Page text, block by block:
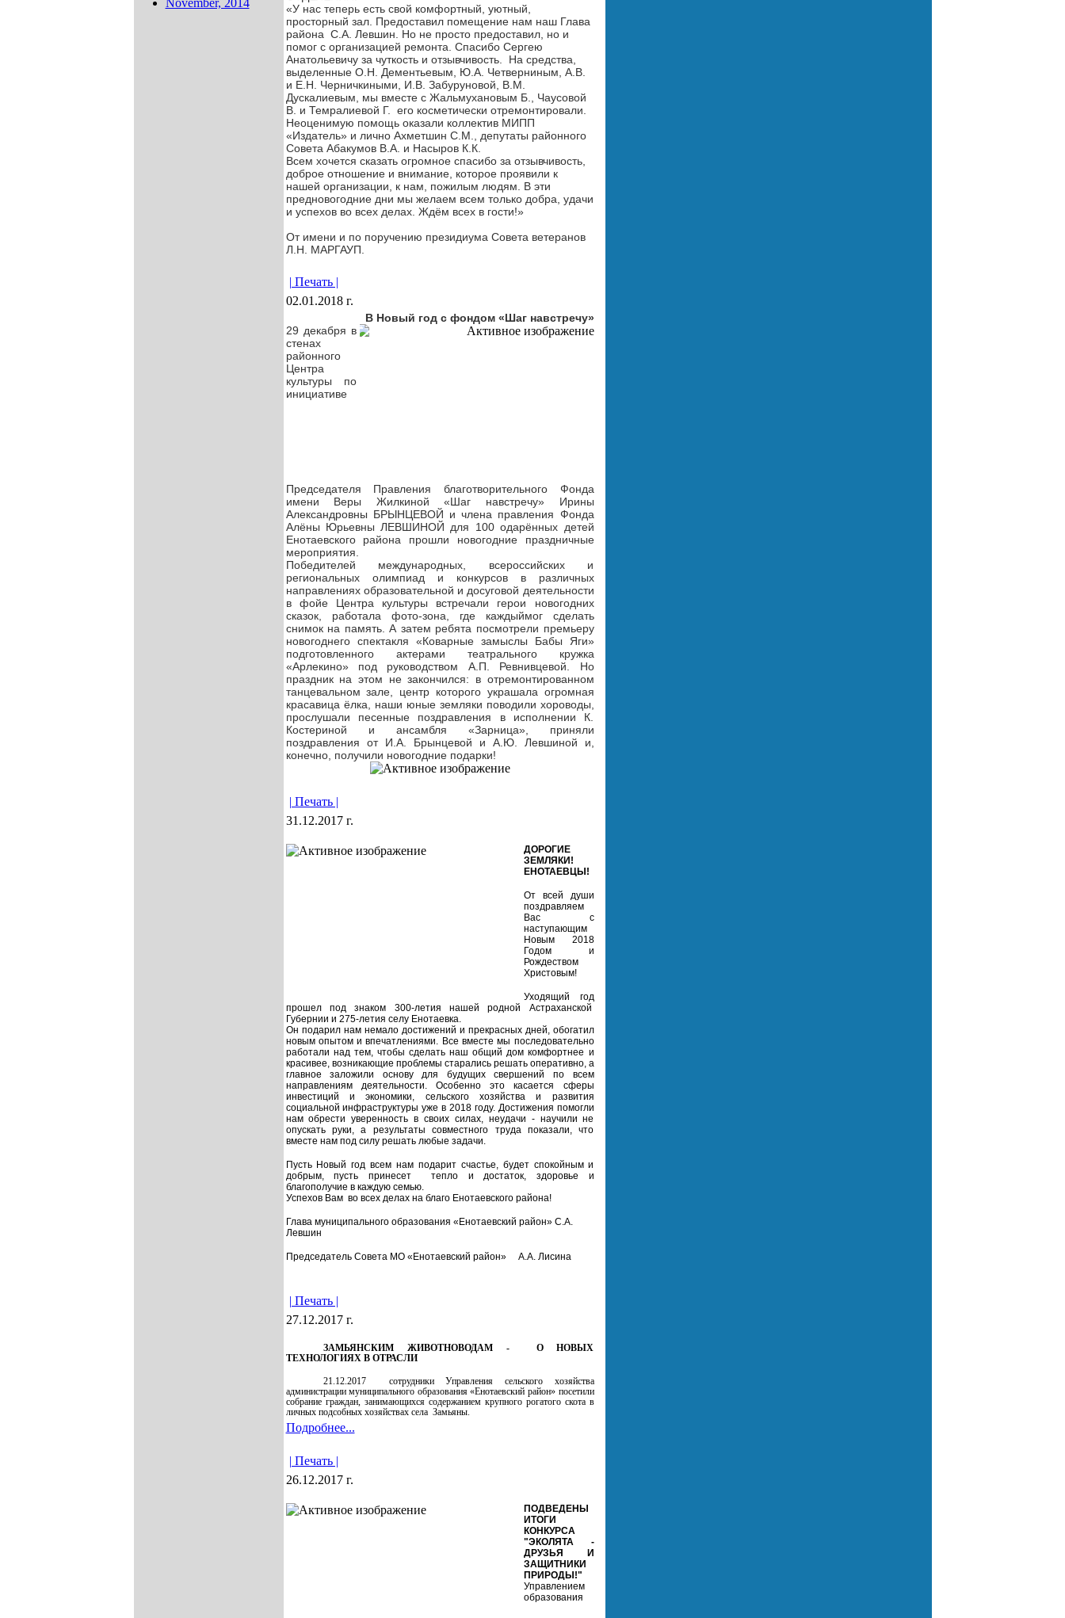
November, 2014
«У нас теперь есть свой комфортный, уютный,
просторный зал. Предоставил помещение нам наш Глава
района  С.А. Левшин. Но не просто предоставил, но и
помог с организацией ремонта. Спасибо Сергею
Анатольевичу за чуткость и отзывчивость.  На средства,
выделенные О.Н. Дементьевым, Ю.А. Четверниным, А.В.
и Е.Н. Черничкиными, И.В. Забуруновой, В.М.
Дускалиевым, мы вместе с Жальмухановым Б., Чаусовой
В. и Темралиевой Г.  его косметически отремонтировали.
Неоценимую помощь оказали коллектив МИПП
«Издатель» и лично Ахметшин С.М., депутаты районного
Совета Абакумов В.А. и Насыров К.К.
Всем хочется сказать огромное спасибо за отзывчивость,
доброе отношение и внимание, которое проявили к
нашей организации, к нам, пожилым людям. В эти
предновогодние дни мы желаем всем только добра, удачи
и успехов во всех делах. Ждём всех в гости!»
От имени и по поручению президиума Совета ветеранов
Л.Н. МАРГАУП.
| Печать |
02.01.2018 г.
В Новый год с фондом «Шаг навстречу»
29 декабря в
стенах
районного
Центра
культуры по
инициативе
Председателя Правления благотворительного Фонда
имени Веры Жилкиной «Шаг навстречу» Ирины
Александровны БРЫНЦЕВОЙ и члена правления Фонда
Алёны Юрьевны ЛЕВШИНОЙ для 100 одарённых детей
Енотаевского района прошли новогодние праздничные
мероприятия.
Победителей международных, всероссийских и
региональных олимпиад и конкурсов в различных
направлениях образовательной и досуговой деятельности
в фойе Центра культуры встречали герои новогодних
сказок, работала фото-зона, где каждыймог сделать
снимок на память. А затем ребята посмотрели премьеру
новогоднего спектакля «Коварные замыслы Бабы Яги»
подготовленного актерами театрального кружка
«Арлекино» под руководством А.П. Ревнивцевой. Но
праздник на этом не закончился: в отремонтированном
танцевальном зале, центр которого украшала огромная
красавица ёлка, наши юные земляки поводили хороводы,
прослушали песенные поздравления в исполнении К.
Костериной и ансамбля «Зарница», приняли
поздравления от И.А. Брынцевой и А.Ю. Левшиной и,
конечно, получили новогодние подарки!
| Печать |
31.12.2017 г.
ДОРОГИЕ
ЗЕМЛЯКИ!
ЕНОТАЕВЦЫ!
От всей души
поздравляем
Вас с
наступающим
Новым 2018
Годом и
Рождеством
Христовым!
Уходящий год
прошел под знаком 300-летия нашей родной Астраханской
Губернии и 275-летия селу Енотаевка.
Он подарил нам немало достижений и прекрасных дней, обогатил
новым опытом и впечатлениями. Все вместе мы последовательно
работали над тем, чтобы сделать наш общий дом комфортнее и
красивее, возникающие проблемы старались решать оперативно, а
главное заложили основу для будущих свершений по всем
направлениям деятельности. Особенно это касается сферы
инвестиций и экономики, сельского хозяйства и развития
социальной инфраструктуры уже в 2018 году. Достижения помогли
нам обрести уверенность в своих силах, неудачи - научили не
опускать руки, а результаты совместного труда показали, что
вместе нам под силу решать любые задачи.
Пусть Новый год всем нам подарит счастье, будет спокойным и
добрым, пусть принесет тепло и достаток, здоровье и
благополучие в каждую семью.
Успехов Вам во всех делах на благо Енотаевского района!
Глава муниципального образования «Енотаевский район» С.А.
Левшин
Председатель Совета МО «Енотаевский район» А.А. Лисина
| Печать |
27.12.2017 г.
ЗАМЬЯНСКИМ ЖИВОТНОВОДАМ - О НОВЫХ
ТЕХНОЛОГИЯХ В ОТРАСЛИ
21.12.2017
сотрудники Управления сельского хозяйства
администрации муниципального образования «Енотаевский район» посетили
собрание граждан, занимающихся содержанием крупного рогатого скота в
личных подсобных хозяйствах села Замьяны.
Подробнее...
| Печать |
26.12.2017 г.
ПОДВЕДЕНЫ
ИТОГИ
КОНКУРСА
"ЭКОЛЯТА -
ДРУЗЬЯ И
ЗАЩИТНИКИ
ПРИРОДЫ!"
Управлением
образования